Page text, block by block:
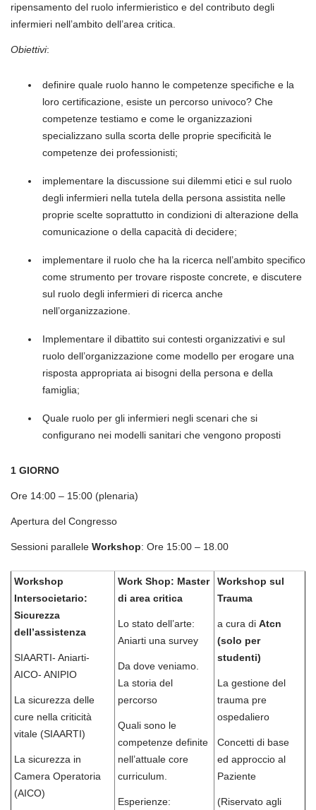
ripensamento del ruolo infermieristico e del contributo degli
infermieri nell’ambito dell’area critica.
Obiettivi:
definire quale ruolo hanno le competenze specifiche e la
loro certificazione, esiste un percorso univoco? Che
competenze testiamo e come le organizzazioni
specializzano sulla scorta delle proprie specificità le
competenze dei professionisti;
implementare la discussione sui dilemmi etici e sul ruolo
degli infermieri nella tutela della persona assistita nelle
proprie scelte soprattutto in condizioni di alterazione della
comunicazione o della capacità di decidere;
implementare il ruolo che ha la ricerca nell’ambito specifico
come strumento per trovare risposte concrete, e discutere
sul ruolo degli infermieri di ricerca anche
nell’organizzazione.
Implementare il dibattito sui contesti organizzativi e sul
ruolo dell’organizzazione come modello per erogare una
risposta appropriata ai bisogni della persona e della
famiglia;
Quale ruolo per gli infermieri negli scenari che si
configurano nei modelli sanitari che vengono proposti
1 GIORNO
Ore 14:00 – 15:00 (plenaria)
Apertura del Congresso
Sessioni parallele Workshop: Ore 15:00 – 18.00
Workshop
Intersocietario:
Sicurezza
dell’assistenza
SIAARTI- Aniarti-
AICO- ANIPIO
La sicurezza delle
cure nella criticità
vitale (SIAARTI)
La sicurezza in
Camera Operatoria
(AICO)
Work Shop: Master
di area critica
Lo stato dell’arte:
Aniarti una survey
Da dove veniamo.
La storia del
percorso
Quali sono le
competenze definite
nell’attuale core
curriculum.
Esperienze:
Workshop sul
Trauma
a cura di Atcn
(solo per
studenti)
La gestione del
trauma pre
ospedaliero
Concetti di base
ed approccio al
Paziente
(Riservato agli